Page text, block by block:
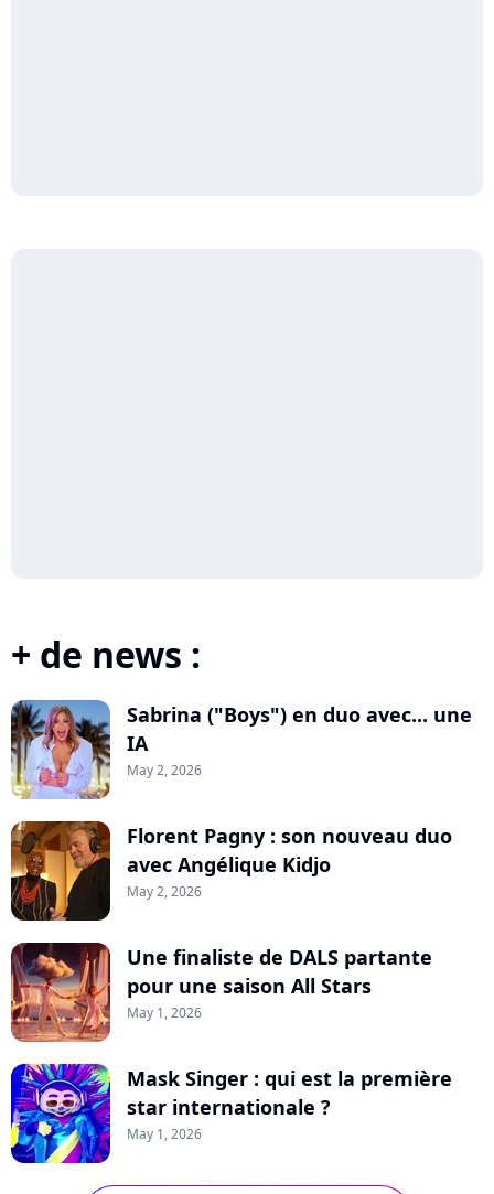
+ de news :
Sabrina ("Boys") en duo avec... une
IA
May 2, 2026
Florent Pagny : son nouveau duo
avec Angélique Kidjo
May 2, 2026
Une finaliste de DALS partante
pour une saison All Stars
May 1, 2026
Mask Singer : qui est la première
star internationale ?
May 1, 2026